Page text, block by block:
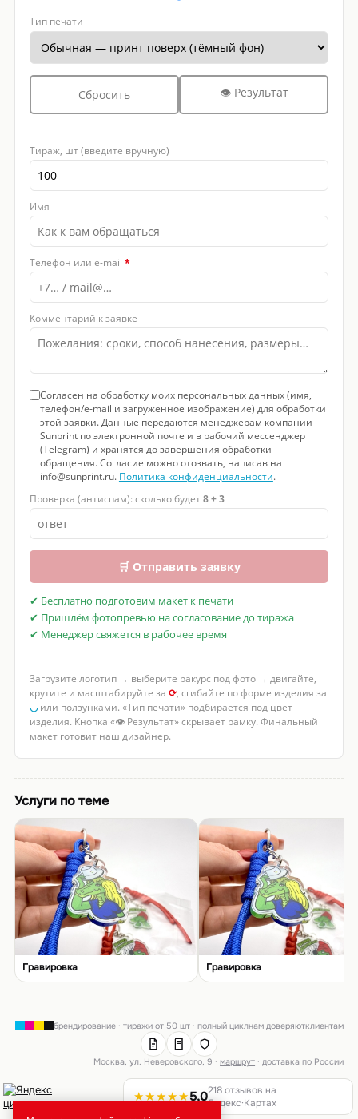
Тип печати
Сбросить 👁 Результат
Тираж, шт (введите вручную)
Имя
Телефон или e-mail *
Комментарий к заявке
Согласен на обработку моих персональных данных (имя,
телефон/e-mail и загруженное изображение) для обработки
этой заявки. Данные передаются менеджерам компании
Sunprint по электронной почте и в рабочий мессенджер
(Telegram) и хранятся до завершения обработки
обращения. Согласие можно отозвать, написав на
info@sunprint.ru. Политика конфиденциальности.
Проверка (антиспам): сколько будет8 + 3
🛒 Отправить заявку
✔ Бесплатно подготовим макет к печати
✔ Пришлём фотопревью на согласование до тиража
✔ Менеджер свяжется в рабочее время
Загрузите логотип → выберите ракурс под фото → двигайте,
крутите и масштабируйте за ⟳, сгибайте по форме изделия за
◡или ползунками. «Тип печати» подбирается под цвет
изделия. Кнопка «👁 Результат» скрывает рамку. Финальный
макет готовит наш дизайнер.
Услуги по теме
Гравировка Гравировка
брендирование · тиражи от 50 шт · полный циклнам доверяютклиентам
Москва, ул. Неверовского, 9 ·маршрут · доставка по России
★★★★★5,0218 отзывов на
Яндекс·Картах